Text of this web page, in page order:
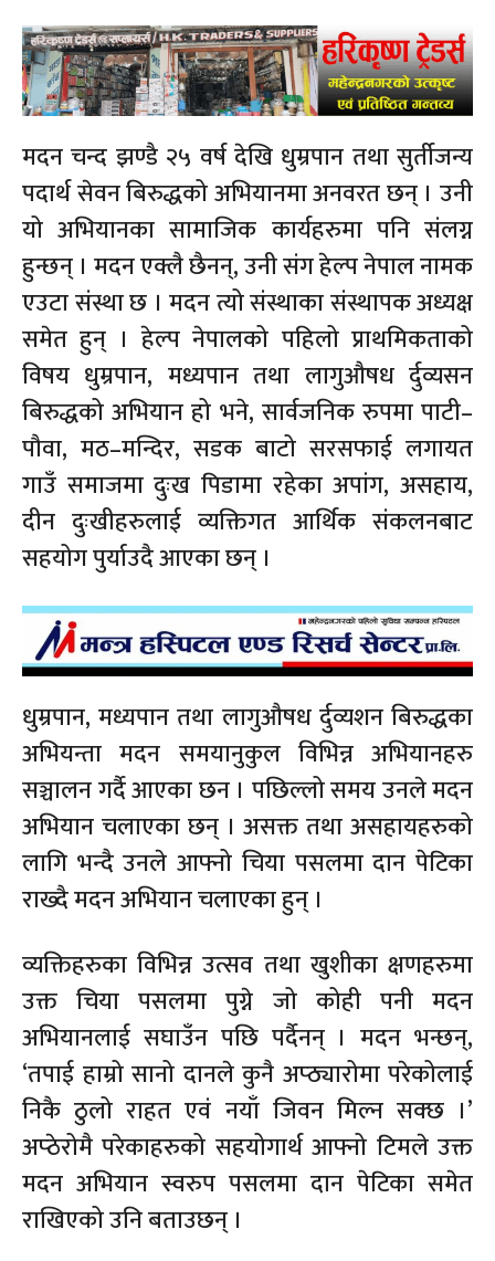
मदन चन्द झण्डै २५ वर्ष देखि धुम्रपान तथा सुर्तीजन्य
पदार्थ सेवन बिरुद्धको अभियानमा अनवरत छन् । उनी
यो अभियानका सामाजिक कार्यहरुमा पनि संलग्न
हुन्छन् । मदन एक्लै छैनन्, उनी संग हेल्प नेपाल नामक
एउटा संस्था छ । मदन त्यो संस्थाका संस्थापक अध्यक्ष
समेत हुन् । हेल्प नेपालको पहिलो प्राथमिकताको
विषय धुम्रपान, मध्यपान तथा लागुऔषध र्दुव्यसन
बिरुद्धको अभियान हो भने, सार्वजनिक रुपमा पाटी–
पौवा, मठ–मन्दिर, सडक बाटो सरसफाई लगायत
गाउँ समाजमा दुःख पिडामा रहेका अपांग, असहाय,
दीन दुःखीहरुलाई व्यक्तिगत आर्थिक संकलनबाट
सहयोग पुर्याउदै आएका छन् ।
धुम्रपान, मध्यपान तथा लागुऔषध र्दुव्यशन बिरुद्धका
अभियन्ता मदन समयानुकुल विभिन्न अभियानहरु
सञ्चालन गर्दै आएका छन । पछिल्लो समय उनले मदन
अभियान चलाएका छन् । असक्त तथा असहायहरुको
लागि भन्दै उनले आफ्नो चिया पसलमा दान पेटिका
राख्दै मदन अभियान चलाएका हुन् ।
व्यक्तिहरुका विभिन्न उत्सव तथा खुशीका क्षणहरुमा
उक्त चिया पसलमा पुग्ने जो कोही पनी मदन
अभियानलाई सघाउँन पछि पर्दैनन् । मदन भन्छन्,
‘तपाई हाम्रो सानो दानले कुनै अप्ठ्यारोमा परेकोलाई
निकै ठुलो राहत एवं नयाँ जिवन मिल्न सक्छ ।’
अप्ठेरोमै परेकाहरुको सहयोगार्थ आफ्नो टिमले उक्त
मदन अभियान स्वरुप पसलमा दान पेटिका समेत
राखिएको उनि बताउछन् ।